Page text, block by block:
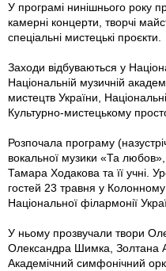
У програмі нинішнього року
камерні концерти, творчі
спеціальні мистецькі проєкти.
Заходи відбуваються у
Національній музичній
мистецтв України,
Культурно-мистецькому
Розпочала програму
вокальної музики «Та любов»,
Тамара Ходакова та її учні.
гостей 23 травня у
Національної філармонії
У ньому прозвучали твори
Олександра Шимка, Золтана
Академічний симфонічний